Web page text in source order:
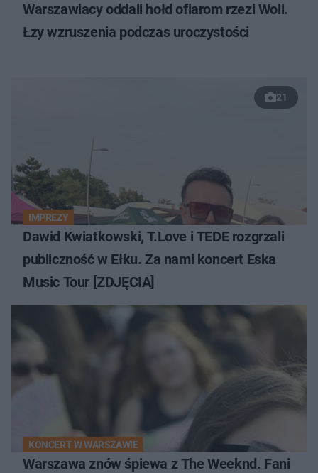
Warszawiacy oddali hołd ofiarom rzezi Woli.
Łzy wzruszenia podczas uroczystości
21
IMPREZY
Dawid Kwiatkowski, T.Love i TEDE rozgrzali
publiczność w Ełku. Za nami koncert Eska
Music Tour [ZDJĘCIA]
KONCERT W WARSZAWIE
Warszawa znów śpiewa z The Weeknd. Fani